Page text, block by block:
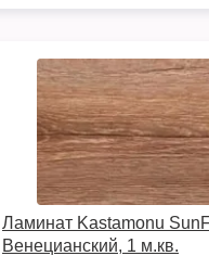
Ламинат Kastamonu
Венецианский, 1 м.кв.